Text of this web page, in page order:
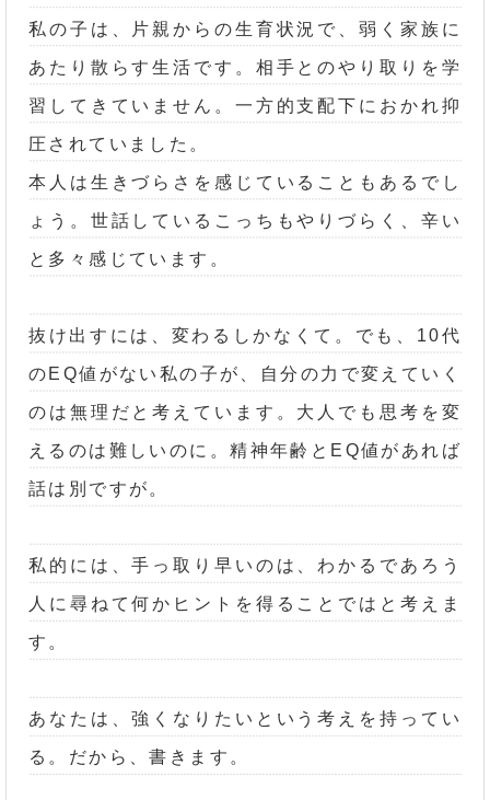
私の子は、片親からの生育状況で、弱く家族に
あたり散らす生活です。相手とのやり取りを学
習してきていません。一方的支配下におかれ抑
圧されていました。
本人は生きづらさを感じていることもあるでし
ょう。世話しているこっちもやりづらく、辛い
と多々感じています。
抜け出すには、変わるしかなくて。でも、10代
のEQ値がない私の子が、自分の力で変えていく
のは無理だと考えています。大人でも思考を変
えるのは難しいのに。精神年齢とEQ値があれば
話は別ですが。
私的には、手っ取り早いのは、わかるであろう
人に尋ねて何かヒントを得ることではと考えま
す。
あなたは、強くなりたいという考えを持ってい
る。だから、書きます。